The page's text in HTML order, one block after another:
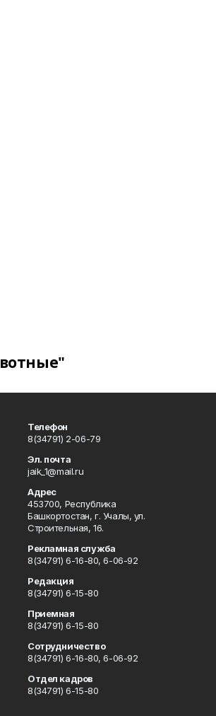
Телефон
8(34791) 2-06-79
Эл. почта
jaik_1@mail.ru
Адрес
453700, Республика
Башкортостан, г. Учалы, ул.
Строительная, 16.
Рекламная служба
8(34791) 6-16-80, 6-06-92
Редакция
8(34791) 6-15-80
Приемная
8(34791) 6-15-80
Сотрудничество
8(34791) 6-16-80, 6-06-92
Отдел кадров
8(34791) 6-15-80